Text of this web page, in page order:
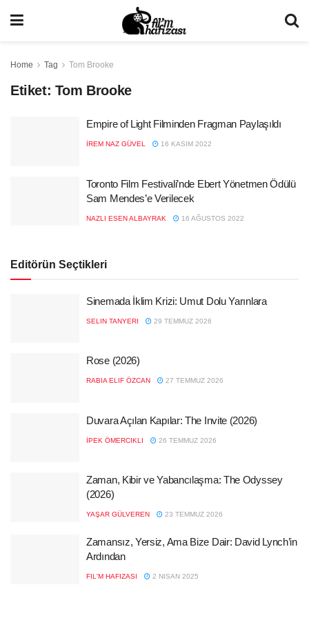
Home Tag Tom Brooke
Etiket: Tom Brooke
Empire of Light Filminden Fragman Paylaşıldı
İREM NAZ GÜVEL 16 KASIM 2022
Toronto Film Festivali’nde Ebert Yönetmen Ödülü
Sam Mendes’e Verilecek
NAZLI ESEN ALBAYRAK 16 AĞUSTOS 2022
Editörün Seçtikleri
Sinemada İklim Krizi: Umut Dolu Yarınlara
SELIN TANYERI 29 TEMMUZ 2026
Rose (2026)
RABIA ELIF ÖZCAN 27 TEMMUZ 2026
Duvara Açılan Kapılar: The Invite (2026)
İPEK ÖMERCIKLI 26 TEMMUZ 2026
Zaman, Kibir ve Yabancılaşma: The Odyssey
(2026)
YAŞAR GÜLVEREN 23 TEMMUZ 2026
Zamansız, Yersiz, Ama Bize Dair: David Lynch’in
Ardından
FIL'M HAFIZASI 2 NISAN 2025